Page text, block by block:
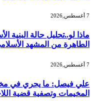
ماذا لو..تحليل حالة البنية
الطاهرة من المشهد
علي فيصل: ما يجري في
المخيمات وتصفية قضية